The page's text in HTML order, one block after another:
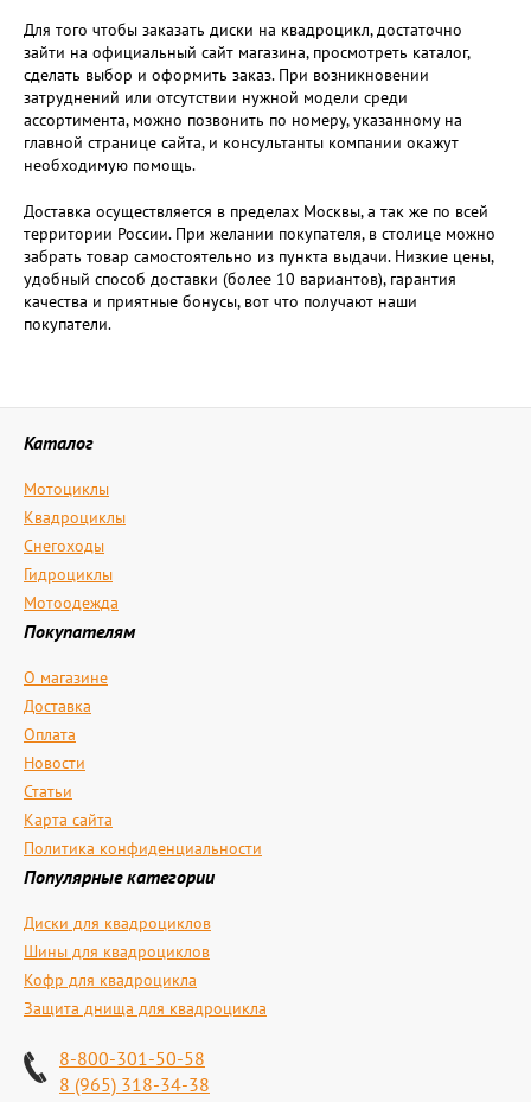
Для того чтобы заказать диски на квадроцикл, достаточно
зайти на официальный сайт магазина, просмотреть каталог,
сделать выбор и оформить заказ. При возникновении
затруднений или отсутствии нужной модели среди
ассортимента, можно позвонить по номеру, указанному на
главной странице сайта, и консультанты компании окажут
необходимую помощь.
Доставка осуществляется в пределах Москвы, а так же по всей
территории России. При желании покупателя, в столице можно
забрать товар самостоятельно из пункта выдачи. Низкие цены,
удобный способ доставки (более 10 вариантов), гарантия
качества и приятные бонусы, вот что получают наши
покупатели.
Каталог
Мотоциклы
Квадроциклы
Снегоходы
Гидроциклы
Мотоодежда
Покупателям
О магазине
Доставка
Оплата
Новости
Статьи
Карта сайта
Политика конфиденциальности
Популярные категории
Диски для квадроциклов
Шины для квадроциклов
Кофр для квадроцикла
Защита днища для квадроцикла
8-800-301-50-58
8 (965) 318-34-38